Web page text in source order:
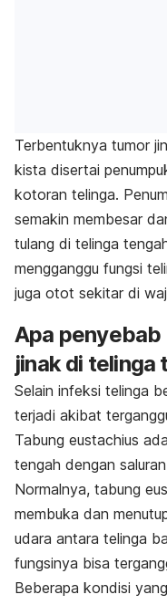
Terbentuknya tumor
kista disertai
kotoran telinga.
semakin membesar
tulang di telinga
mengganggu fungsi
juga otot sekitar di
Apa
jinak di telinga
Selain infeksi telinga
terjadi akibat
Tabung eustachius
tengah dengan
Normalnya, tabung
membuka dan
udara antara telinga
fungsinya bisa
Beberapa kondisi